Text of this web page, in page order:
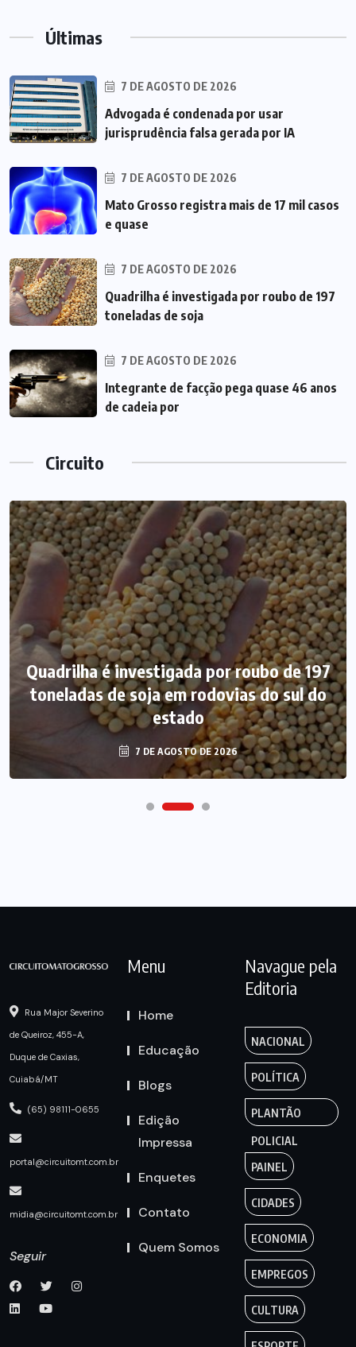
Últimas
7 DE AGOSTO DE 2026
Advogada é condenada por usar
jurisprudência falsa gerada por IA
7 DE AGOSTO DE 2026
Mato Grosso registra mais de 17 mil casos
e quase
7 DE AGOSTO DE 2026
Quadrilha é investigada por roubo de 197
toneladas de soja
7 DE AGOSTO DE 2026
Integrante de facção pega quase 46 anos
de cadeia por
Circuito
Quadrilha é investigada por roubo de 197
toneladas de soja em rodovias do sul do
estado
7 DE AGOSTO DE 2026
Rua Major Severino
de Queiroz, 455-A,
Duque de Caxias,
Cuiabá/MT
(65) 98111-0655
portal@circuitomt.com.br
midia@circuitomt.com.br
Seguir
Menu
Home
Educação
Blogs
Edição
Impressa
Enquetes
Contato
Quem Somos
Navague pela
Editoria
NACIONAL
POLÍTICA
PLANTÃO
POLICIAL
PAINEL
CIDADES
ECONOMIA
EMPREGOS
CULTURA